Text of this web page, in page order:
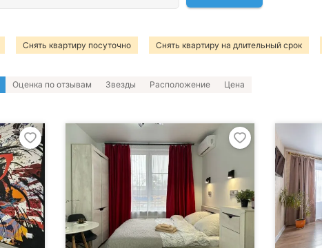
Снять квартиру посуточно Снять квартиру на длительный срок
Оценка по отзывам Звезды Расположение Цена